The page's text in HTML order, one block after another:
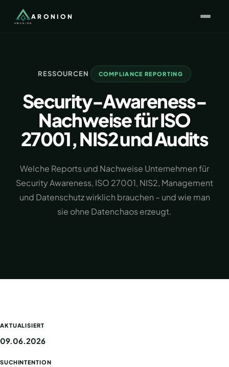
ARONION
RESSOURCEN COMPLIANCE REPORTING
Security-Awareness-
Nachweise für ISO
27001, NIS2 und Audits
Welche Reports und Nachweise Unternehmen für
Security Awareness, ISO 27001, NIS2, Management
und Datenschutz wirklich brauchen – und wie man
sie ohne Datenchaos erzeugt.
AKTUALISIERT
09.06.2026
SUCHINTENTION